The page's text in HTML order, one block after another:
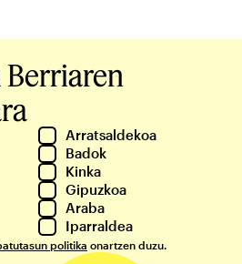
Arratsaldekoa
Badok
Kinka
Gipuzkoa
Araba
Iparraldea
politika onartzen duzu.